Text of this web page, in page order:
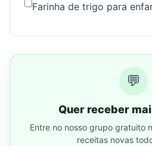
Farinha de trigo para
💬
Quer receber
Entre no nosso grupo gratuito
receitas novas